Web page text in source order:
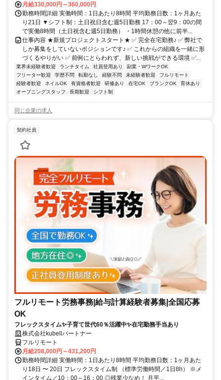
月給330,000円～360,000円
勤務時間詳細 実働時間：1日あたり8時間 平均勤務日数：1ヶ月あた
り21日 ▼シフト制：土日祝日含む週5日勤務 17：00～翌9：00の間
で実働8時間（土日祝含む週5日勤務） ・1時間休憩の他に前半...
仕事内容 ★新規プロジェクトスタート★ ✅ 完全在宅勤務♪ ✅ 弊社で
しか募集をしていないポジションです♪ ✅ これからの組織を一緒に形
づくるやりがい ✅ 前例にとらわれず、新しい挑戦ができる環境 ✅...
業界未経験者歓迎 ランチタイム 社員登用あり
副業・WワークOK
フリーター歓迎
学歴不問 転勤なし 経験不問 未経験者歓迎
フルリモート
経験者歓迎
ネイルOK 有資格者歓迎 研修あり 在宅OK ブランクOK
育休あり
オープニングスタッフ
長期歓迎 シフト制
同じ企業の求人
契約社員
フルリモート労務事務|給与計算経験者募集|全国応募
OK
フレックスタイム✨子育て世代60％活躍中✨在宅勤務手当あり
株式会社kubellパートナー
フルリモート
月給208,000円～431,200円
勤務時間詳細 実働時間：1日あたり8時間 平均勤務日数：1ヶ月あた
り18日 〜 20日 フレックスタイム制 （標準労働時間／1日8h） ※メ
インタイム／10：00～16：00 ◎残業少なめ！ 月平...